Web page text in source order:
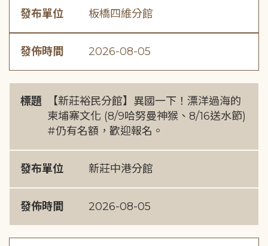
發布單位 板橋四維分館
發佈時間 2026-08-05
標題
【新莊裕民分館】異國一下！漂洋過海的
柬埔寨文化 (8/9哈努曼神猴、8/16送水節)
#仍有名額，歡迎報名。
發布單位 新莊中港分館
發佈時間 2026-08-05